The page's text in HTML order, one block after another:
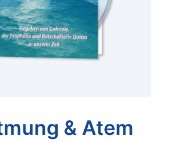
& Atem